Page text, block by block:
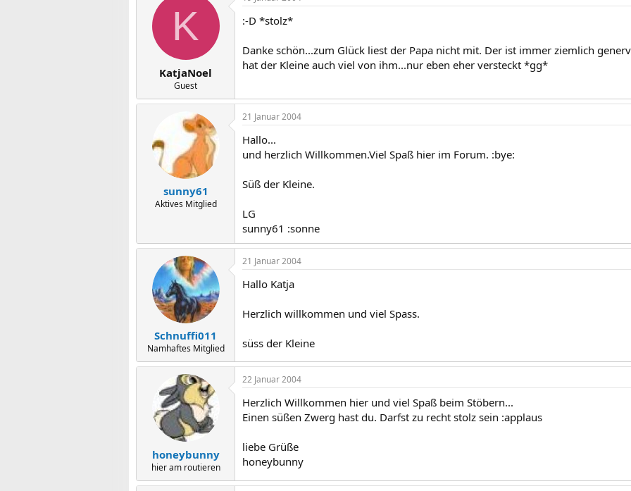
K
KatjaNoel
Guest
:-D *stolz*
Danke schön...zum Glück liest der Papa nicht mit. Der ist immer ziemlich
hat der Kleine auch viel von ihm...nur eben eher versteckt *gg*
sunny61
Aktives Mitglied
21 Januar 2004
Hallo...
und herzlich Willkommen.Viel Spaß hier im Forum. :bye:
Süß der Kleine.
LG
sunny61 :sonne
Schnuffi011
Namhaftes Mitglied
21 Januar 2004
Hallo Katja
Herzlich willkommen und viel Spass.
süss der Kleine
honeybunny
hier am routieren
22 Januar 2004
Herzlich Willkommen hier und viel Spaß beim Stöbern...
Einen süßen Zwerg hast du. Darfst zu recht stolz sein :applaus
liebe Grüße
honeybunny